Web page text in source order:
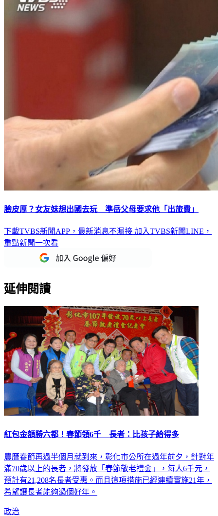
臉皮厚？女友妹想出國去玩 準岳父母要求他「出旅費」
下載TVBS新聞APP，最新消息不漏接 加入TVBS新聞LINE，
重點新聞一次看
延伸閱讀
紅包金額勝六都！春節領6千 長者：比孩子給得多
農曆春節再過半個月就到來，彰化市公所在過年前夕，針對年
滿70歲以上的長者，將發放「春節敬老禮金」，每人6千元，
預計有21,208名長者受惠。而且這項措施已經連續實施21年，
希望讓長者能夠過個好年。
政治